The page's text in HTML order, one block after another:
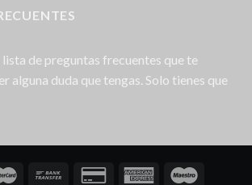
de preguntas frecuentes que te
alguna duda que tengas. Solo tienes que